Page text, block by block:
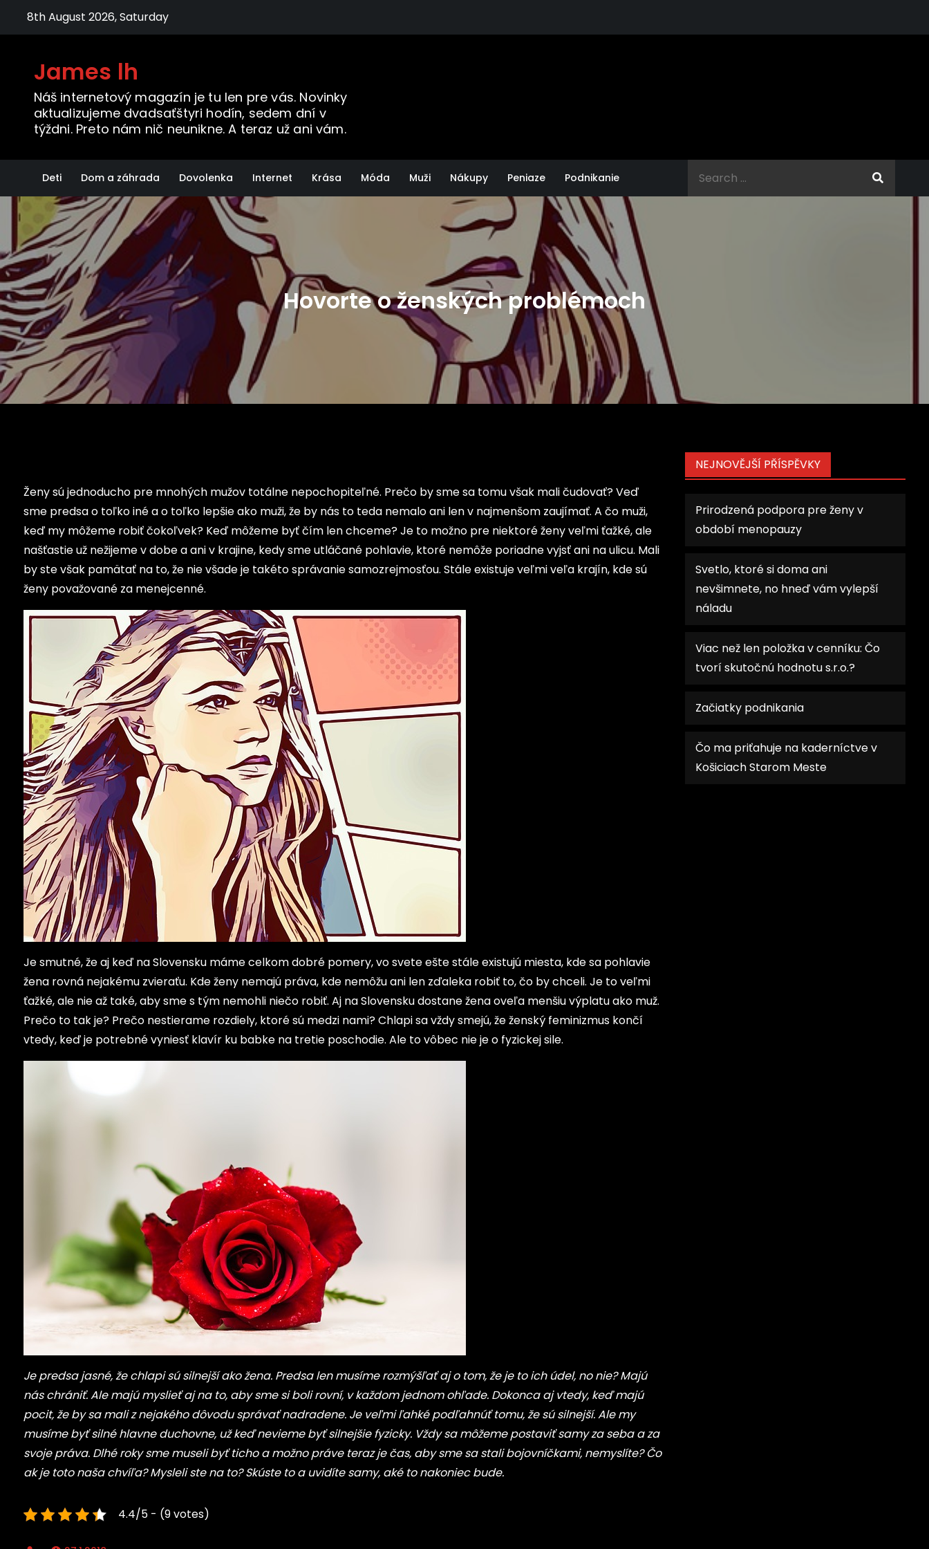
8th August 2026, Saturday
James lh
Náš internetový magazín je tu len pre vás. Novinky
aktualizujeme dvadsaťštyri hodín, sedem dní v
týždni. Preto nám nič neunikne. A teraz už ani vám.
Deti Dom a záhrada Dovolenka Internet Krása Móda Muži Nákupy Peniaze Podnikanie
Hovorte o ženských problémoch
Ženy sú jednoducho pre mnohých mužov totálne nepochopiteľné. Prečo by sme sa tomu však mali čudovať? Veď
sme predsa o toľko iné a o toľko lepšie ako muži, že by nás to teda nemalo ani len v najmenšom zaujímať. A čo muži,
keď my môžeme robiť čokoľvek? Keď môžeme byť čím len chceme? Je to možno pre niektoré ženy veľmi ťažké, ale
našťastie už nežijeme v dobe a ani v krajine, kedy sme utláčané pohlavie, ktoré nemôže poriadne vyjsť ani na ulicu. Mali
by ste však pamätať na to, že nie všade je takéto správanie samozrejmosťou. Stále existuje veľmi veľa krajín, kde sú
ženy považované za menejcenné.
Je smutné, že aj keď na Slovensku máme celkom dobré pomery, vo svete ešte stále existujú miesta, kde sa pohlavie
žena rovná nejakému zvieraťu. Kde ženy nemajú práva, kde nemôžu ani len zďaleka robiť to, čo by chceli. Je to veľmi
ťažké, ale nie až také, aby sme s tým nemohli niečo robiť. Aj na Slovensku dostane žena oveľa menšiu výplatu ako muž.
Prečo to tak je? Prečo nestierame rozdiely, ktoré sú medzi nami? Chlapi sa vždy smejú, že ženský feminizmus končí
vtedy, keď je potrebné vyniesť klavír ku babke na tretie poschodie. Ale to vôbec nie je o fyzickej sile.
Je predsa jasné, že chlapi sú silnejší ako žena. Predsa len musíme rozmýšľať aj o tom, že je to ich údel, no nie? Majú
nás chrániť. Ale majú myslieť aj na to, aby sme si boli rovní, v každom jednom ohľade. Dokonca aj vtedy, keď majú
pocit, že by sa mali z nejakého dôvodu správať nadradene. Je veľmi ľahké podľahnúť tomu, že sú silnejší. Ale my
musíme byť silné hlavne duchovne, už keď nevieme byť silnejšie fyzicky. Vždy sa môžeme postaviť samy za seba a za
svoje práva. Dlhé roky sme museli byť ticho a možno práve teraz je čas, aby sme sa stali bojovníčkami, nemyslíte? Čo
ak je toto naša chvíľa? Mysleli ste na to? Skúste to a uvidíte samy, aké to nakoniec bude.
4.4/5 - (9 votes)
NEJNOVĚJŠÍ PŘÍSPĚVKY
Prirodzená podpora pre ženy v
období menopauzy
Svetlo, ktoré si doma ani
nevšimnete, no hneď vám vylepší
náladu
Viac než len položka v cenníku: Čo
tvorí skutočnú hodnotu s.r.o.?
Začiatky podnikania
Čo ma priťahuje na kaderníctve v
Košiciach Starom Meste